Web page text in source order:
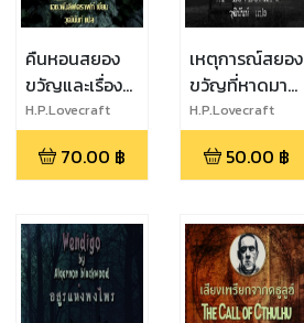
คืนหอนสยอง
ขวัญและเรื่อง
สั้นอื่นๆ
H.P.Lovecraft
70.00 ฿
เหตุการณ์สยอง
ขวัญที่หาดมาร์
ตินและเรื่องสั้น
อื่นๆ
H.P.Lovecraft
50.00 ฿